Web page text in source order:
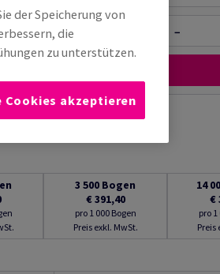
Produkt weiterempfehlen −
3 500 Bogen
€ 391,40
pro 1 000 Bogen
Preis exkl. MwSt.
14
€
pro
Preis
der Speicherung von
die
zu unterstützen.
Cookies akzeptieren